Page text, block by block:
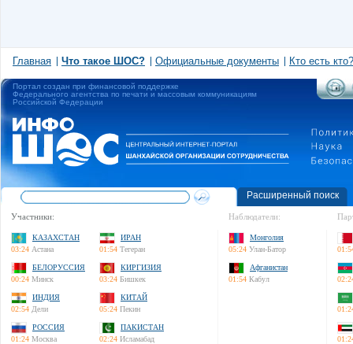
Главная Что такое ШОС? Официальные документы Кто есть кто?
Портал создан при финансовой поддержке
Федерального агентства по печати и массовым коммуникациям
Российской Федерации
Расширенный поиск
Участники:
КАЗАХСТАН
03:24 Астана
ИРАН
01:54 Тегеран
БЕЛОРУССИЯ
00:24 Минск
КИРГИЗИЯ
03:24 Бишкек
ИНДИЯ
02:54 Дели
КИТАЙ
05:24 Пекин
РОССИЯ
01:24 Москва
ПАКИСТАН
02:24 Исламабад
Наблюдатели:
Монголия
05:24 Улан-Батор
Афганистан
01:54 Кабул